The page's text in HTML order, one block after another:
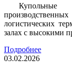
логистических
залах с высокими
Подробнее
03.02.2026